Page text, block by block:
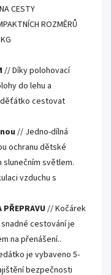
CESTY
ROZMĚRŮ
// Díky polohovací
do lehu a
cestovat
// Jedno-dílná
ochranu dětské
světlem.
vzduchu s
PŘEPRAVU // Kočárek
cestování je
na přenášení..
je vybaveno 5-
bezpečnosti